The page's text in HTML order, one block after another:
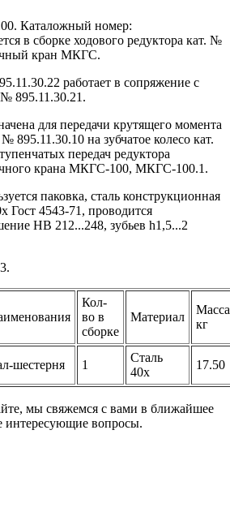
Каталожный номер:
в сборке ходового редуктора кат. №
кран МКГС.
работает в сопряжение с
895.11.30.21.
для передачи крутящего момента
№ 895.11.30.10 на зубчатое колесо кат.
передач редуктора
крана МКГС-100, МКГС-100.1.
паковка, сталь конструкционная
Гост 4543-71, проводится
HB 212...248, зубьев h1,5...2
Кол-
во в
сборке
Материал
кг
шестерня 1
Сталь
40х
17.50
мы свяжемся с вами в ближайшее
интересующие вопросы.